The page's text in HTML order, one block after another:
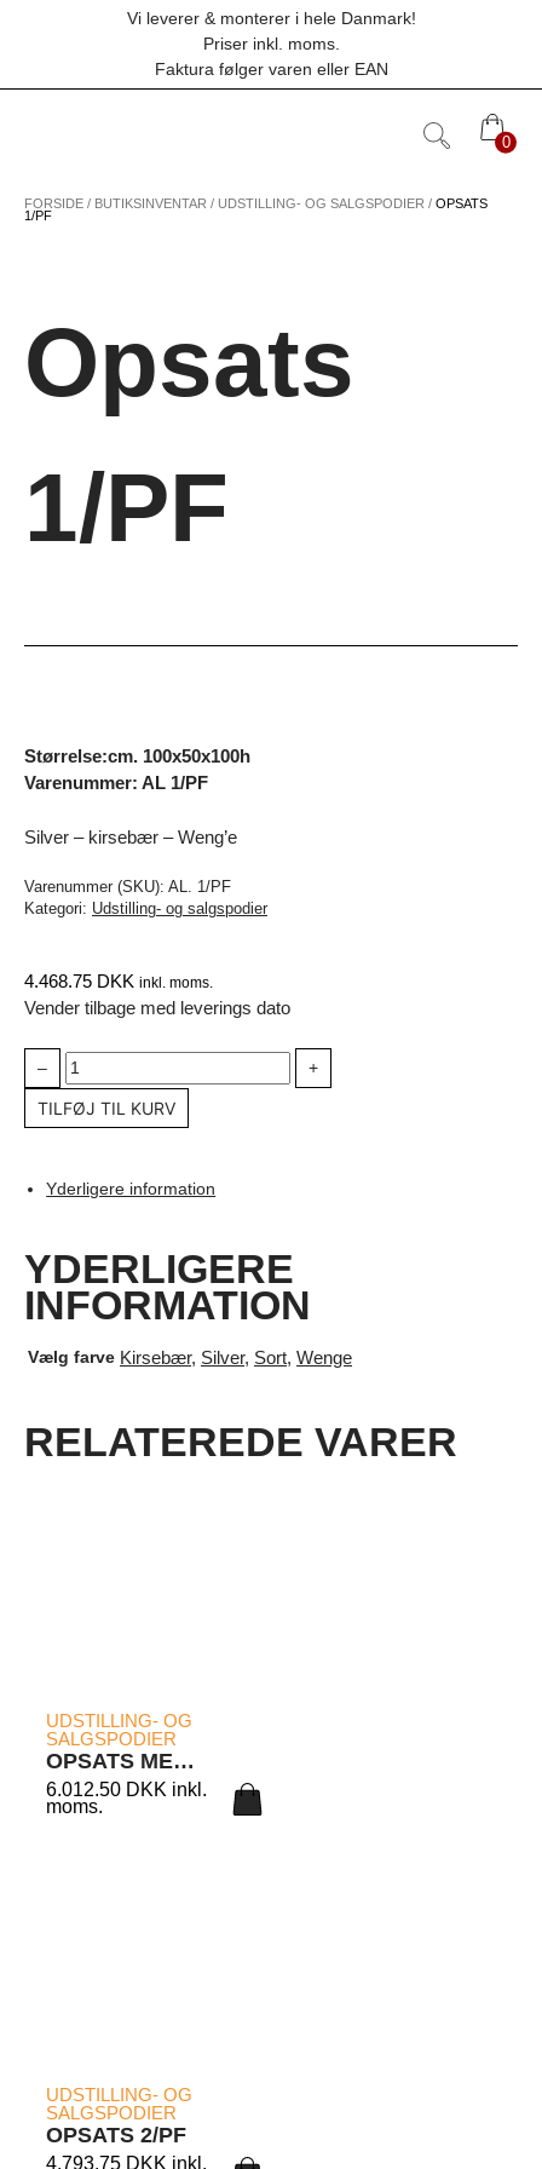
Vi leverer & monterer i hele Danmark!
Priser inkl. moms.
Faktura følger varen eller EAN
0
0
FORSIDE / BUTIKSINVENTAR / UDSTILLING- OG SALGSPODIER / OPSATS
1/PF
Opsats
1/PF
Størrelse:cm. 100x50x100h
Varenummer: AL 1/PF
Silver – kirsebær – Weng’e
Varenummer (SKU): AL. 1/PF
Kategori: Udstilling- og salgspodier
4.468.75 DKK inkl. moms.
Vender tilbage med leverings dato
–
Opsats
1/PF
antal
+
TILFØJ TIL KURV
Yderligere information
YDERLIGERE
INFORMATION
Vælg farve Kirsebær, Silver, Sort, Wenge
RELATEREDE VARER
LÆS MERE
UDSTILLING- OG
SALGSPODIER
OPSATS MED UNDERSKAB 6/PLA
6.012.50 DKK inkl.
moms.
LÆS MERE
UDSTILLING- OG
SALGSPODIER
OPSATS 2/PF
4.793.75 DKK inkl.